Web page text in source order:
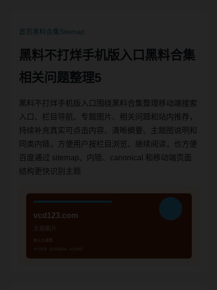
首页黑料合集Sitemap
黑料不打烊手机版入口黑料合集
相关问题整理5
黑料不打烊手机版入口围绕黑料合集整理移动端搜索
入口、栏目导航、专题图片、相关问题和站内推荐，
持续补充真实可点击内容、清晰摘要、主题图说明和
同类内链，方便用户按栏目浏览、继续阅读，也方便
百度通过 sitemap、内链、canonical 和移动端页面
结构更快识别主题